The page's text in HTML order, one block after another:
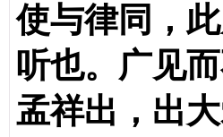
使与律同，
听也。广见
孟祥出，出